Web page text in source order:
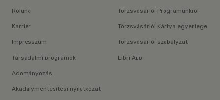
Rólunk
Karrier
Impresszum
Társadalmi programok
Adományozás
Akadálymentesítési nyilatkozat
Törzsvásárlói Programunkról
Törzsvásárlói Kártya egyenlege
Törzsvásárlói szabályzat
Libri App